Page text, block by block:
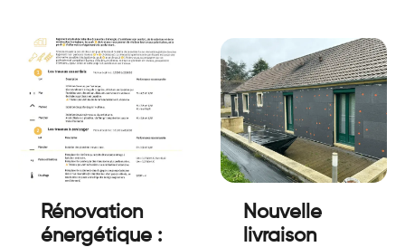
Rénovation
énergétique :
Nouvelle
livraison